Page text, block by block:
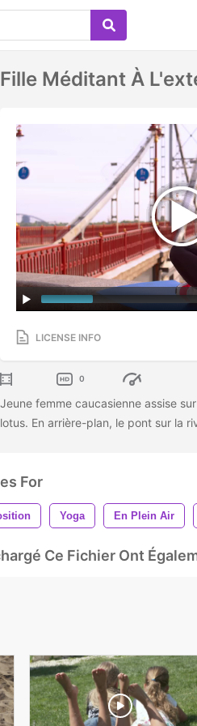
Fille Méditant À
LICENSE INFO
0
Jeune femme caucasienne assise
lotus. En arrière-plan, le pont sur la
For
Yoga En Plein Air
Ce Fichier Ont